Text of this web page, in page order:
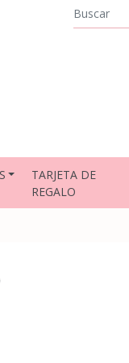
TARJETA DE
REGALO